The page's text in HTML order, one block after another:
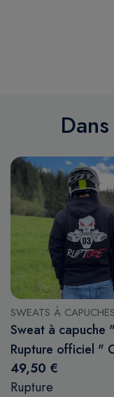
SWEATS À CAPUCHES
Sweat à capuche "
Rupture officiel "
49,50 €
Rupture